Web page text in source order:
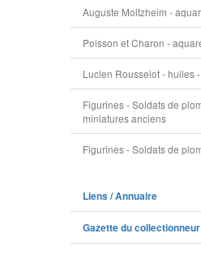
Auguste Moltzheim -
Poisson et Charon -
Lucien Rousselot - huiles
Figurines - Soldats de
miniatures anciens
Figurines - Soldats de
Liens / Annuaire
Gazette du collectionneur